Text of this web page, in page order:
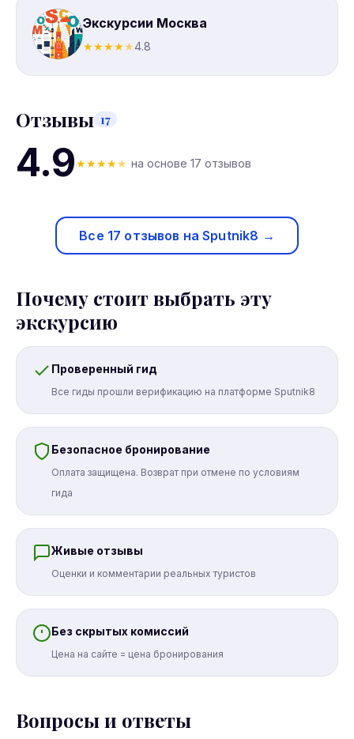
Экскурсии Москва
★★★★★4.8
Отзывы 17
4.9★★★★★ на основе 17 отзывов
Все 17 отзывов на Sputnik8 →
Почему стоит выбрать эту
экскурсию
Проверенный гид
Все гиды прошли верификацию на платформе Sputnik8
Безопасное бронирование
Оплата защищена. Возврат при отмене по условиям
гида
Живые отзывы
Оценки и комментарии реальных туристов
Без скрытых комиссий
Цена на сайте = цена бронирования
Вопросы и ответы